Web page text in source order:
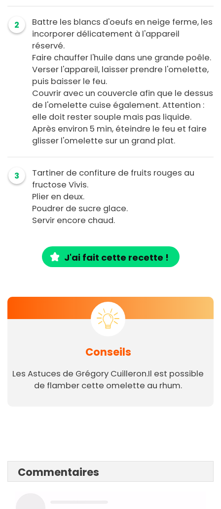
2
Battre les blancs d'oeufs en neige ferme, les
incorporer délicatement à l'appareil
réservé.
Faire chauffer l'huile dans une grande poêle.
Verser l'appareil, laisser prendre l'omelette,
puis baisser le feu.
Couvrir avec un couvercle afin que le dessus
de l'omelette cuise également. Attention :
elle doit rester souple mais pas liquide.
Après environ 5 min, éteindre le feu et faire
glisser l'omelette sur un grand plat.
3
Tartiner de confiture de fruits rouges au
fructose Vivis.
Plier en deux.
Poudrer de sucre glace.
Servir encore chaud.
J'ai fait cette recette !
Conseils
Les Astuces de Grégory Cuilleron.Il est possible
de flamber cette omelette au rhum.
Commentaires